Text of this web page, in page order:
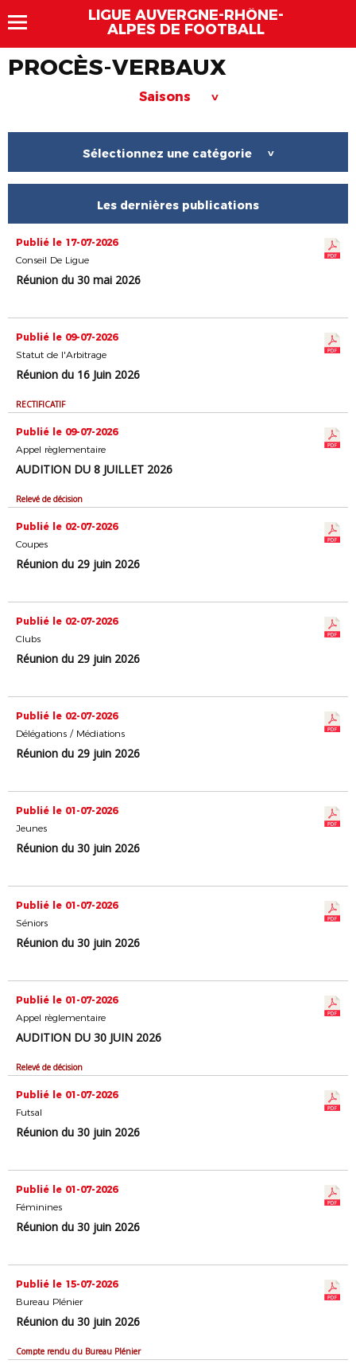
LIGUE AUVERGNE-RHÔNE-
ALPES DE FOOTBALL
PROCÈS-VERBAUX
Saisons >
Sélectionnez une catégorie >
Les dernières publications
Publié le 17-07-2026
Conseil De Ligue
Réunion du 30 mai 2026
Publié le 09-07-2026
Statut de l'Arbitrage
Réunion du 16 Juin 2026
RECTIFICATIF
Publié le 09-07-2026
Appel règlementaire
AUDITION DU 8 JUILLET 2026
Relevé de décision
Publié le 02-07-2026
Coupes
Réunion du 29 juin 2026
Publié le 02-07-2026
Clubs
Réunion du 29 juin 2026
Publié le 02-07-2026
Délégations / Médiations
Réunion du 29 juin 2026
Publié le 01-07-2026
Jeunes
Réunion du 30 juin 2026
Publié le 01-07-2026
Séniors
Réunion du 30 juin 2026
Publié le 01-07-2026
Appel règlementaire
AUDITION DU 30 JUIN 2026
Relevé de décision
Publié le 01-07-2026
Futsal
Réunion du 30 juin 2026
Publié le 01-07-2026
Féminines
Réunion du 30 juin 2026
Publié le 15-07-2026
Bureau Plénier
Réunion du 30 juin 2026
Compte rendu du Bureau Plénier